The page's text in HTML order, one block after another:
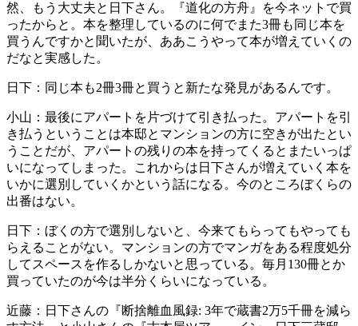
然、もう大丈夫と日下さん。『道化の方舟』を今ネットで買
ったからと。本を整理しているのに何でまた3冊も同じ本を
買うんですかと聞いたが、ああこうやって本が増えていくの
だなと実感した。
日下：同じ本も2冊3冊と買うと新たな発見があるんです。
小山：最後にアパートを片づけて引き払った。アパートを引
き払うということは本邸とマンションの方に空きが出たとい
うことだが、アパートの残りの本を持ってくるとまたいっぱ
いになってしまった。これからは日下さんが増えていく本を
いかに選別していくかという話になる。今のところぼくらの
出番はない。
日下：ぼくの方で選別しないと、今来てもらってもやっても
らえることがない。マンションの方でマンガをある程度処分
してスペースを作るしかないと思っている。毎月130冊とか
買っていたのが今は半分くらいになっている。
近藤：日下さんの『断捨離血風録: 3年で蔵書2万5千冊を減ら